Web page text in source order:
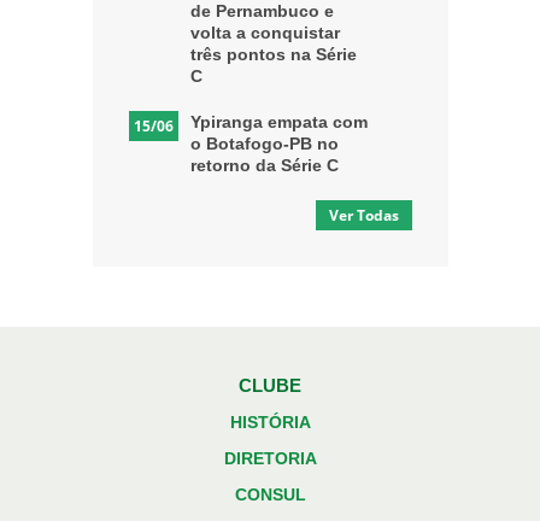
de Pernambuco e
volta a conquistar
três pontos na Série
C
15/06
Ypiranga empata com
o Botafogo-PB no
retorno da Série C
Ver Todas
CLUBE
HISTÓRIA
DIRETORIA
CONSUL